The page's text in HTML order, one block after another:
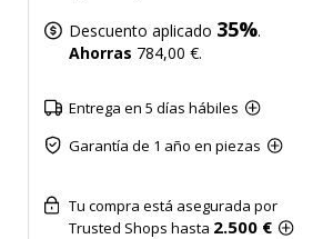
Descuento aplicado 35%.
Ahorras 784,00 €.
Entrega en 5 días hábiles
Garantía de 1 año en piezas
Tu compra está asegurada por
Trusted Shops hasta 2.500 €